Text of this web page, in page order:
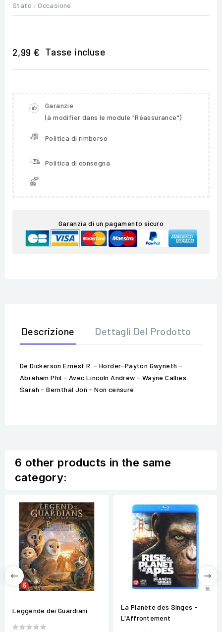
Stato : Occasione
2,99 € Tasse incluse
Garanzie
(à modifier dans le module "Réassurance")
Politica di rimborso
Politica di consegna
Garanzia di un pagamento sicuro
Descrizione Dettagli Del Prodotto
De Dickerson Ernest R. - Horder-Payton Gwyneth -
Abraham Phil - Avec Lincoln Andrew - Wayne Callies
Sarah - Bernthal Jon - Non censure
6 other products in the same
category:
Leggende dei Guardiani
La Planète des Singes -
L'Affrontement